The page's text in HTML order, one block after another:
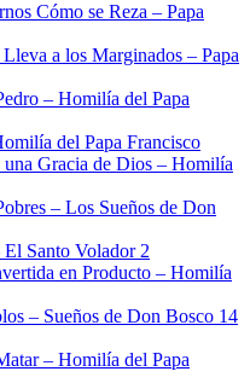
Cómo se Reza – Papa
a los Marginados – Papa
– Homilía del Papa
del Papa Francisco
una Gracia de Dios – Homilía
– Los Sueños de Don
El Santo Volador 2
en Producto – Homilía
– Sueños de Don Bosco 14
– Homilía del Papa